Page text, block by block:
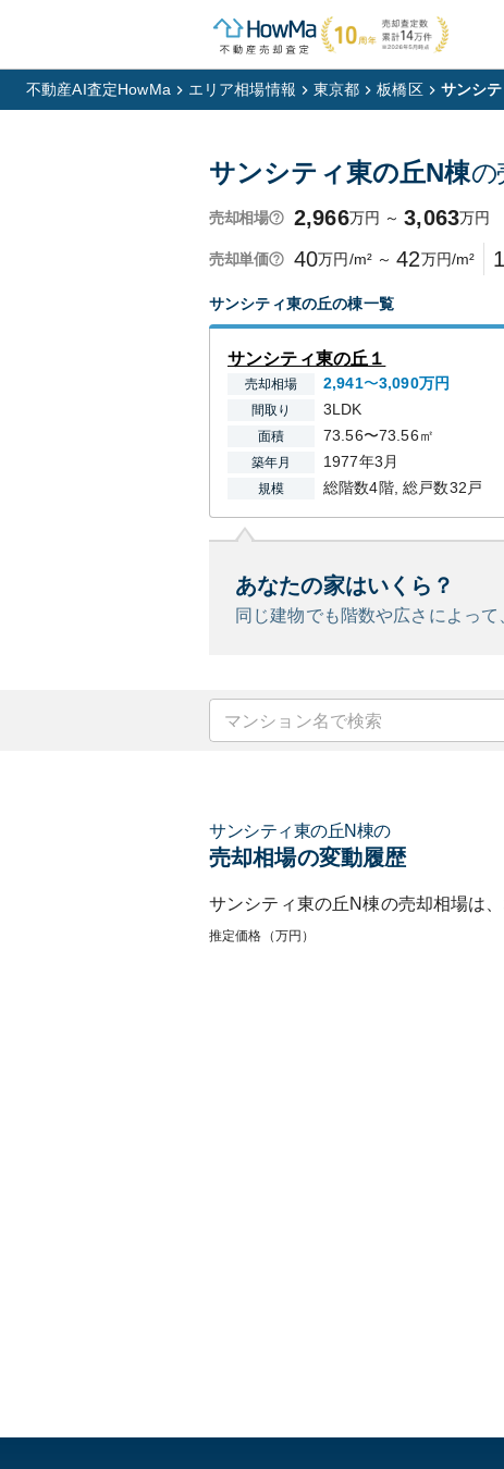
不動産AI査定HowMa エリア相場情報 東京都 板橋区 サンシ
サンシティ東の丘N棟の
売却相場 2,966万円 ～ 3,063万円
売却単価 40万円/m² ～ 42万円/m²
サンシティ東の丘の棟一覧
サンシティ東の丘１
売却相場 2,941〜3,090万円
間取り 3LDK
面積 73.56〜73.56㎡
築年月 1977年3月
規模 総階数4階, 総戸数32戸
あなたの家はいくら？
同じ建物でも階数や広さによって
サンシティ東の丘N棟の
売却相場の変動履歴
サンシティ東の丘N棟の売却相場は
推定価格（万円）